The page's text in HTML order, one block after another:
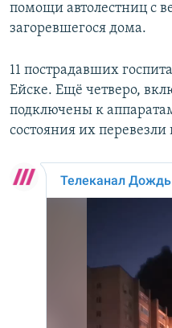
помощи автолестниц с
загоревшегося дома.
11 пострадавших
Ейске. Ещё четверо,
подключены к
состояния их перевезли